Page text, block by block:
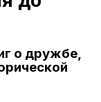
о дружбе,